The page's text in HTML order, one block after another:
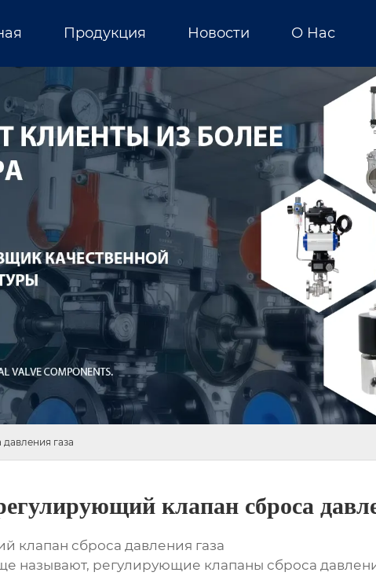
Продукция Новости О Нас
газа
клапан сброса
клапан сброса давления газа
называют, регулирующие клапаны сброса